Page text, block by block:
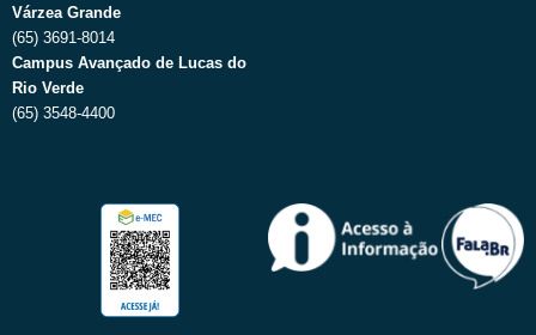
Várzea Grande
(65) 3691-8014
Campus Avançado de Lucas do
Rio Verde
(65) 3548-4400